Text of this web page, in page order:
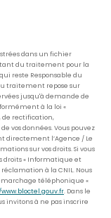
dans un fichier
du traitement pour la
reste Responsable du
traitement repose sur
jusqu'à demande de
à la loi «
de rectification,
vos données. Vous pouvez
l’Agence / Le
sur vos droits. Si vous
droits « Informatique et
à la CNIL. Nous
téléphonique «
. Dans le
invitons à ne pas inscrire